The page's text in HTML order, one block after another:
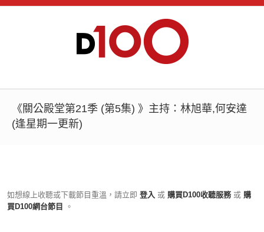
《關公殿堂第21季 (第5集) 》主持：林旭華,何安達
(逢星期一更新)
如想線上收聽或下載節目重溫，請立即 登入 或 購買D100收聽服務 或 購
買D100網台節目
。